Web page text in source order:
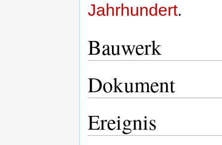
Jahrhundert.
Bauwerk
Dokument
Ereignis